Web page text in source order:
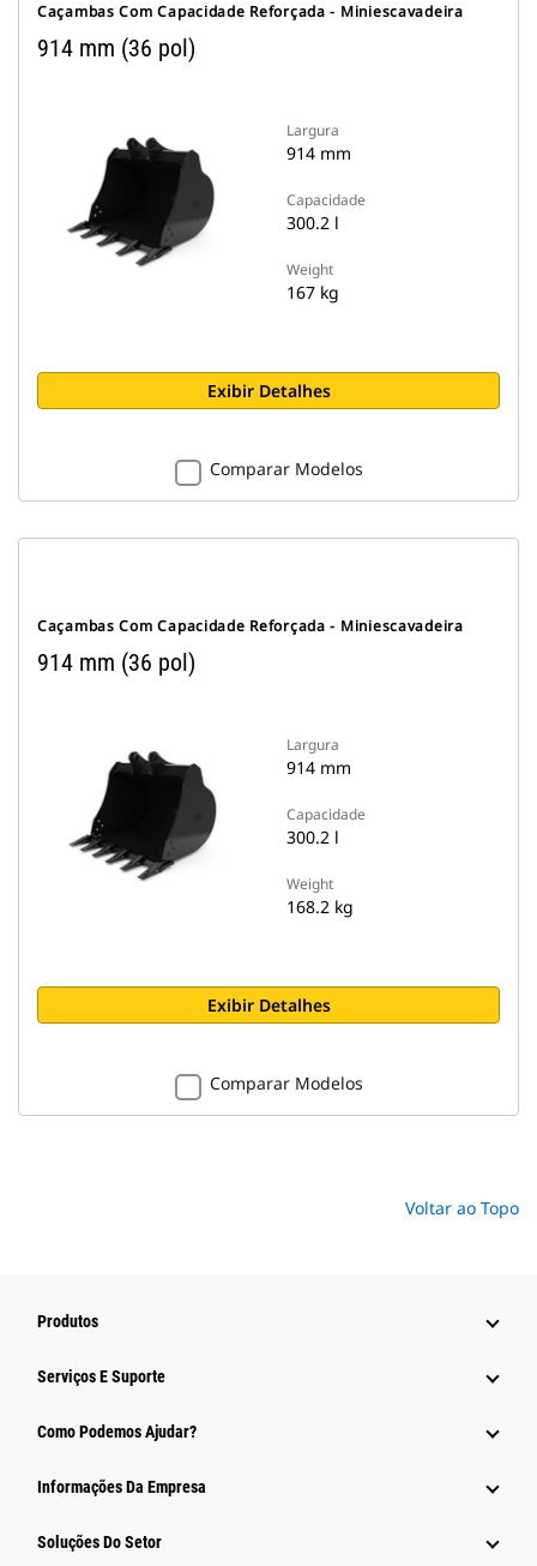
Caçambas Com Capacidade Reforçada - Miniescavadeira
914 mm (36 pol)
Largura
914 mm
Capacidade
300.2 l
Weight
167 kg
Exibir Detalhes
Comparar Modelos
Caçambas Com Capacidade Reforçada - Miniescavadeira
914 mm (36 pol)
Largura
914 mm
Capacidade
300.2 l
Weight
168.2 kg
Exibir Detalhes
Comparar Modelos
Voltar ao Topo
Produtos
Serviços E Suporte
Como Podemos Ajudar?
Informações Da Empresa
Soluções Do Setor